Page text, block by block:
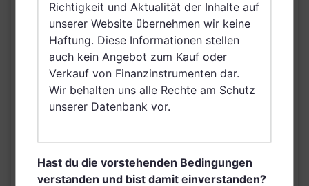
VERTRIEBSZULASSUNG
Großbritannien und
Nordirland, Österreich,
Schweiz, Polen,
Ungarn, Slowakei,
Schweden, Irland,
Netherlands (Kingdom
of the), Saudi Arabien
MAX. LAUFENDE
N/A
Richtigkeit und Aktualität der Inhalte auf
unserer Website übernehmen wir keine
Haftung. Diese Informationen stellen
auch kein Angebot zum Kauf oder
Verkauf von Finanzinstrumenten dar.
Wir behalten uns alle Rechte am Schutz
unserer Datenbank vor.
Hast du die vorstehenden Bedingungen
verstanden und bist damit einverstanden?